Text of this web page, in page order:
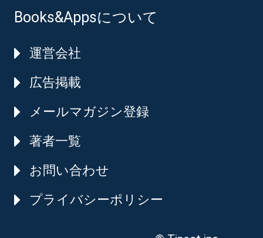
Books&Appsについて
運営会社
広告掲載
メールマガジン登録
著者一覧
お問い合わせ
プライバシーポリシー